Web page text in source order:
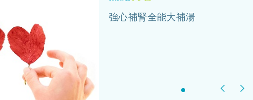
強心補腎全能大補湯
Previous